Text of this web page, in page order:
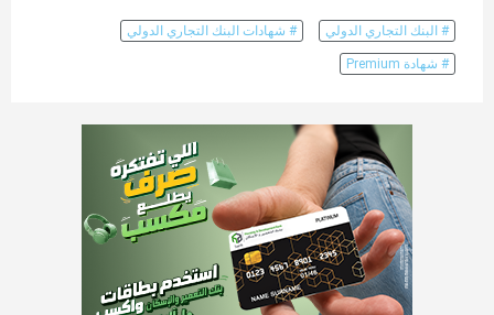
# البنك التجاري الدولي # شهادات البنك التجاري الدولي
# شهادة Premium